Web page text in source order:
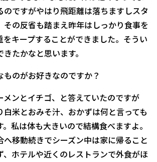
のですがやはり飛距離は落ちますしスタ
その反省も踏まえ昨年はしっかり食事を
をキープすることができました。そうい
たかなと思います。
のがお好きなのですか？
ンとイチゴ、と答えていたのですが
白米とおみそ汁、おかずは何と言っても
私は体も大きいので結構食べますよ。
へ移動続きでシーズン中は家に帰ること
、ホテルや近くのレストランで外食がほ